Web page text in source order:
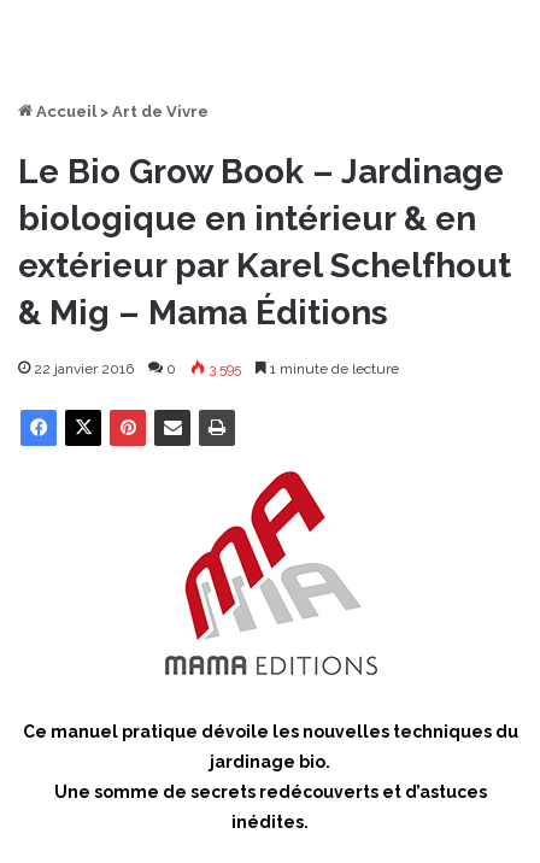
Accueil > Art de Vivre
Le Bio Grow Book – Jardinage
biologique en intérieur & en
extérieur par Karel Schelfhout
& Mig – Mama Éditions
22 janvier 2016 0 3 595 1 minute de lecture
Ce manuel pratique dévoile les nouvelles techniques du
jardinage bio.
Une somme de secrets redécouverts et d’astuces
inédites.